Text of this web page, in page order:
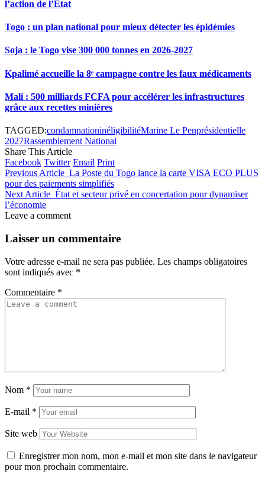
l’action de l’État
Togo : un plan national pour mieux détecter les épidémies
Soja : le Togo vise 300 000 tonnes en 2026-2027
Kpalimé accueille la 8ᵉ campagne contre les faux médicaments
Mali : 500 milliards FCFA pour accélérer les infrastructures
grâce aux recettes minières
TAGGED:condamnationinéligibilitéMarine Le Penprésidentielle
2027Rassemblement National
Share This Article
Facebook Twitter Email Print
Previous Article La Poste du Togo lance la carte VISA ECO PLUS
pour des paiements simplifiés
Next Article État et secteur privé en concertation pour dynamiser
l’économie
Leave a comment
Laisser un commentaire
Votre adresse e-mail ne sera pas publiée. Les champs obligatoires
sont indiqués avec *
Commentaire *
Nom *
E-mail *
Site web
Enregistrer mon nom, mon e-mail et mon site dans le navigateur
pour mon prochain commentaire.